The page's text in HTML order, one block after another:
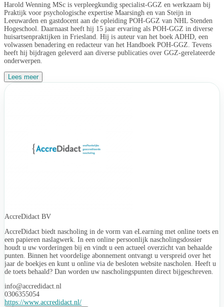
Harold Wenning MSc is verpleegkundig specialist-GGZ en werkzaam bij
Praktijk voor psychologische expertise Maarsingh en van Steijn in
Leeuwarden en gastdocent aan de opleiding POH-GGZ van NHL Stenden
Hogeschool. Daarnaast heeft hij 15 jaar ervaring als POH-GGZ in diverse
huisartsenpraktijken in Friesland. Hij is auteur van het boek ADHD, een
volwassen benadering en redacteur van het Handboek POH-GGZ. Tevens
heeft hij bijdragen geleverd aan diverse publicaties over GGZ-gerelateerde
onderwerpen.
Lees meer
AccreDidact BV
AccreDidact biedt nascholing in de vorm van eLearning met online toets en
een papieren naslagwerk. In een online persoonlijk nascholingsdossier
houdt u uw vorderingen bij en vindt u een actueel overzicht van behaalde
punten. Binnen het voordelige abonnement ontvangt u verspreid over het
jaar de boekjes en kunt u online via de besloten website nascholen. Heeft u
de toets behaald? Dan worden uw nascholingspunten direct bijgeschreven.
info@accredidact.nl
0306355054
https://www.accredidact.nl/